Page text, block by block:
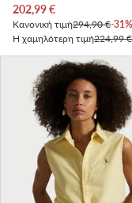
Τρέχουσα τιμή
202,99€
Κανονική τιμή294,90 €-31%
Η χαμηλότερη τιμή224,99 €